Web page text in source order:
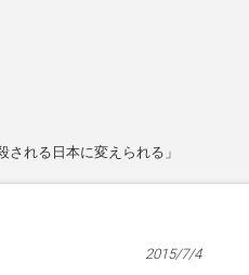
れる日本に変えられる」
2015/7/4